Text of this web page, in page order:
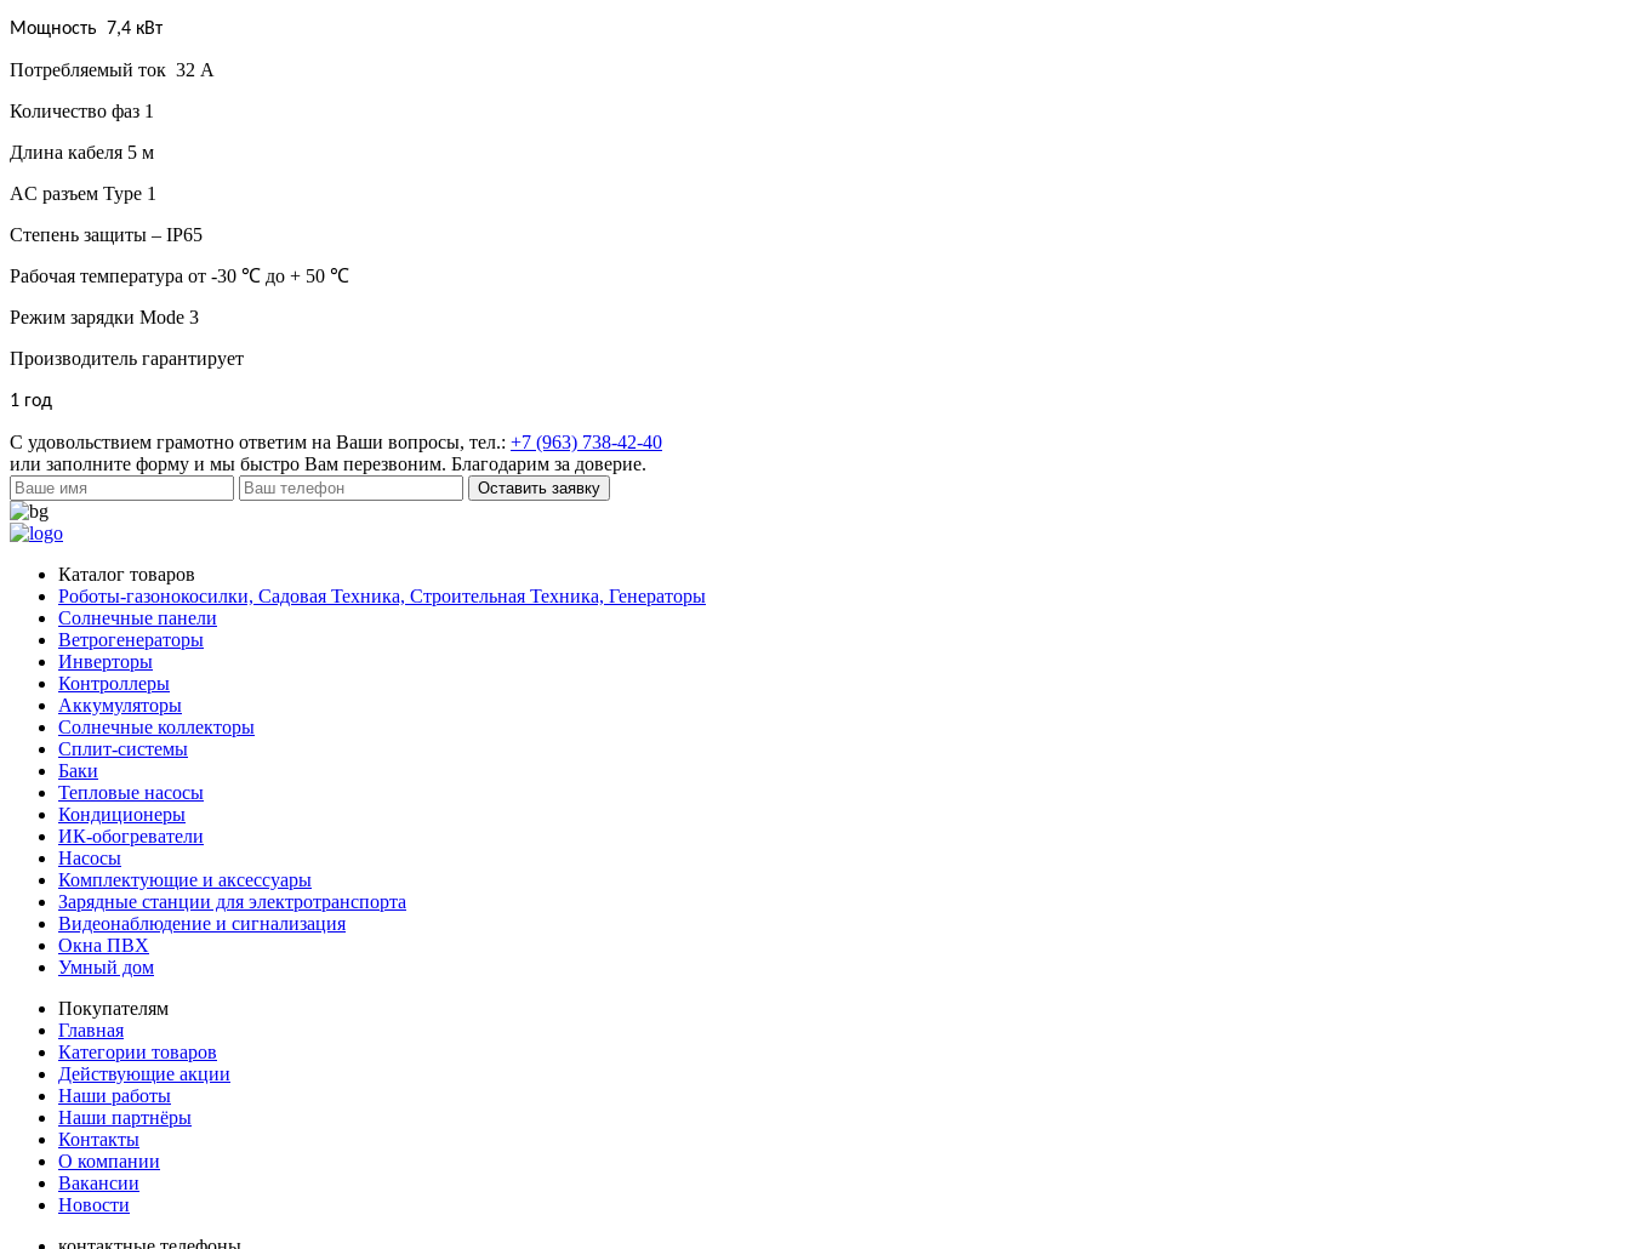
Мощность 7,4 кВт
Потребляемый ток 32 А
Количество фаз 1
Длина кабеля 5 м
AC разъем Type 1
Степень защиты – IP65
Рабочая температура от -30 ℃ до + 50 ℃
Режим зарядки Mode 3
Производитель гарантирует
1 год
С удовольствием грамотно ответим на Ваши вопросы, тел.: +7 (963) 738-42-40
или заполните форму и мы быстро Вам перезвоним. Благодарим за доверие.
Оставить заявку
Каталог товаров
Роботы-газонокосилки, Садовая Техника, Строительная Техника, Генераторы
Солнечные панели
Ветрогенераторы
Инверторы
Контроллеры
Аккумуляторы
Солнечные коллекторы
Сплит-системы
Баки
Тепловые насосы
Кондиционеры
ИК-обогреватели
Насосы
Комплектующие и аксессуары
Зарядные станции для электротранспорта
Видеонаблюдение и сигнализация
Окна ПВХ
Умный дом
Покупателям
Главная
Категории товаров
Действующие акции
Наши работы
Наши партнёры
Контакты
О компании
Вакансии
Новости